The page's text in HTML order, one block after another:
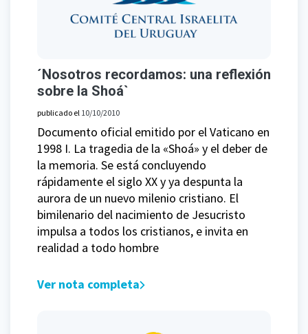
´Nosotros recordamos: una reflexión
sobre la Shoá`
publicado el 10/10/2010
Documento oficial emitido por el Vaticano en
1998 I. La tragedia de la «Shoá» y el deber de
la memoria. Se está concluyendo
rápidamente el siglo XX y ya despunta la
aurora de un nuevo milenio cristiano. El
bimilenario del nacimiento de Jesucristo
impulsa a todos los cristianos, e invita en
realidad a todo hombre
Ver nota completa